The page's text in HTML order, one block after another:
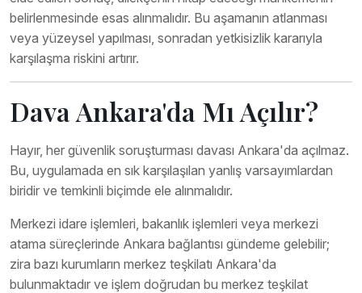
belirlenmesinde esas alınmalıdır. Bu aşamanın atlanması
veya yüzeysel yapılması, sonradan yetkisizlik kararıyla
karşılaşma riskini artırır.
Dava Ankara'da Mı Açılır?
Hayır, her güvenlik soruşturması davası Ankara'da açılmaz.
Bu, uygulamada en sık karşılaşılan yanlış varsayımlardan
biridir ve temkinli biçimde ele alınmalıdır.
Merkezi idare işlemleri, bakanlık işlemleri veya merkezi
atama süreçlerinde Ankara bağlantısı gündeme gelebilir;
zira bazı kurumların merkez teşkilatı Ankara'da
bulunmaktadır ve işlem doğrudan bu merkez teşkilat